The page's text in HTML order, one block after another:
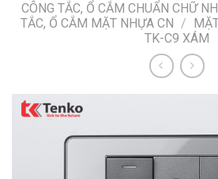
CÔNG TẮC, Ổ CẮM CHUẨN CHỮ
TẮC, Ổ CẮM MẶT NHỰA CN /
TK-C9 XÁM